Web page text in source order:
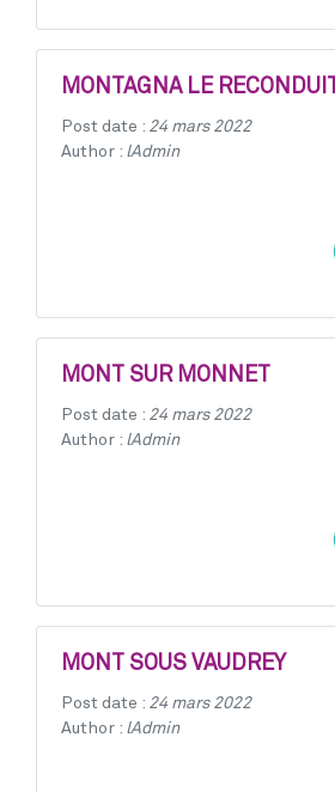
MONTAGNA LE RECONDUIT
Post date : 24 mars 2022
Author : lAdmin
MONT SUR MONNET
Post date : 24 mars 2022
Author : lAdmin
MONT SOUS VAUDREY
Post date : 24 mars 2022
Author : lAdmin